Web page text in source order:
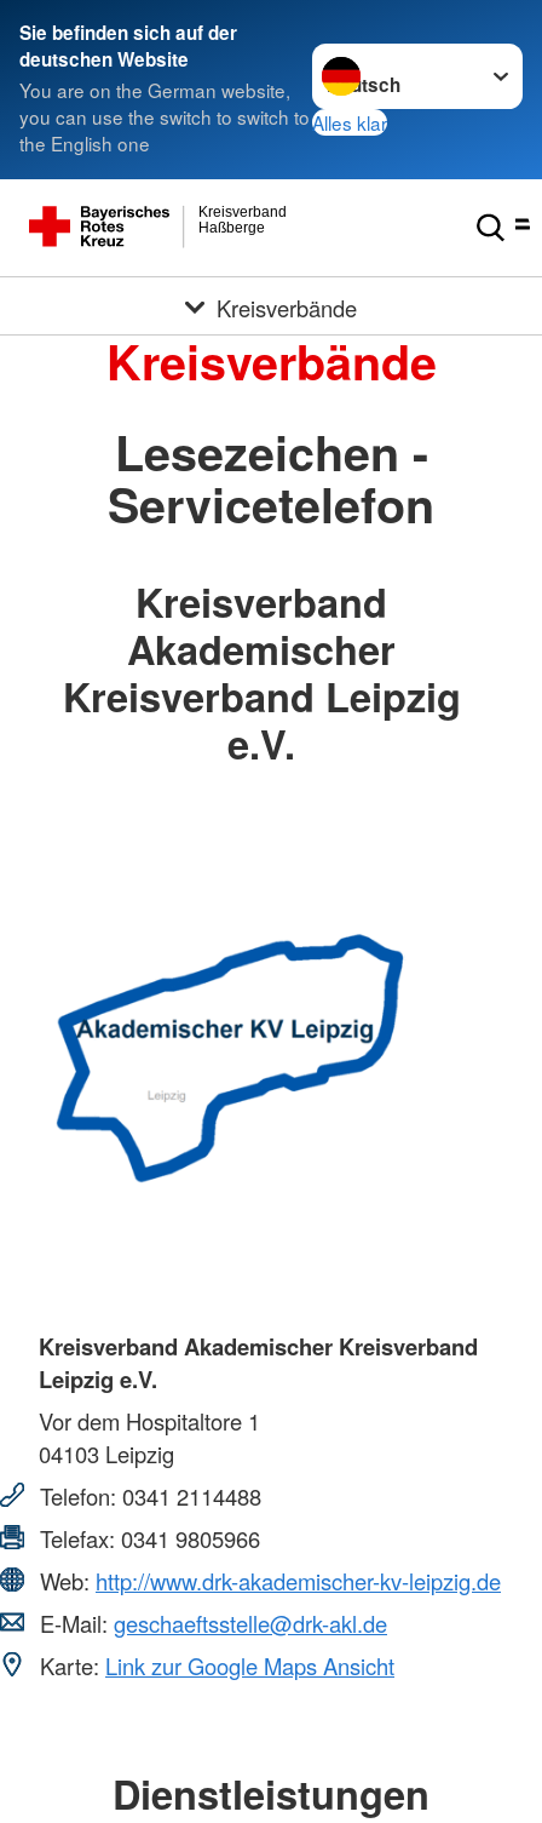
Sie befinden sich auf der
deutschen Website
You are on the German website,
you can use the switch to switch to
the English one
Sprache wechseln zu
Alles klar
Haßberge
Kreisverband
Kreisverbände
Kreisverbände
Lesezeichen -
Servicetelefon
Kreisverband
Akademischer
Kreisverband Leipzig
e.V.
Kreisverband Akademischer Kreisverband
Leipzig e.V.
Vor dem Hospitaltore 1
04103 Leipzig
Telefon: 0341 2114488
Telefax: 0341 9805966
Web: http://www.drk-akademischer-kv-leipzig.de
E-Mail: geschaeftsstelle@drk-akl.de
Karte: Link zur Google Maps Ansicht
Dienstleistungen